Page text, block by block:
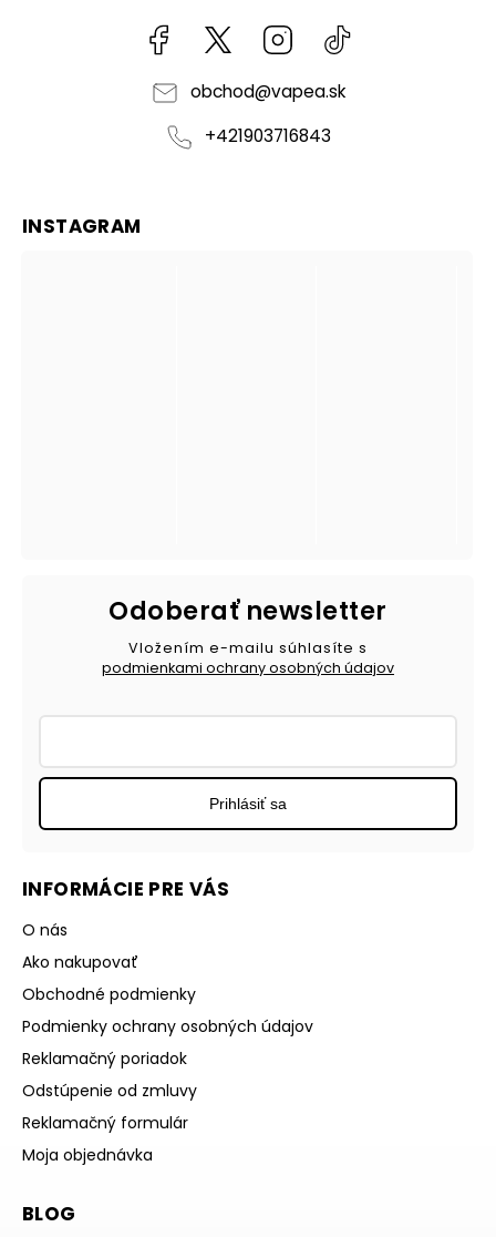
Facebook kzifcak85131Instagram
obchod@vapea.sk
+421903716843
INFORMÁCIE PRE VÁS
O nás
Ako nakupovať
Obchodné podmienky
Podmienky ochrany osobných údajov
Reklamačný poriadok
Odstúpenie od zmluvy
Reklamačný formulár
Moja objednávka
BLOG
INSTAGRAM
Odoberať newsletter
Vložením e-mailu súhlasíte s
podmienkami ochrany osobných údajov
Prihlásiť sa